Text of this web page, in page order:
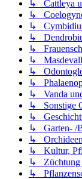
↳ Cattleya
↳
↳
↳
↳
↳
↳
↳
↳ Vanda
↳ Sonstige
↳
↳ Garten- /
↳
↳ Kultur,
↳ Züchtung
↳